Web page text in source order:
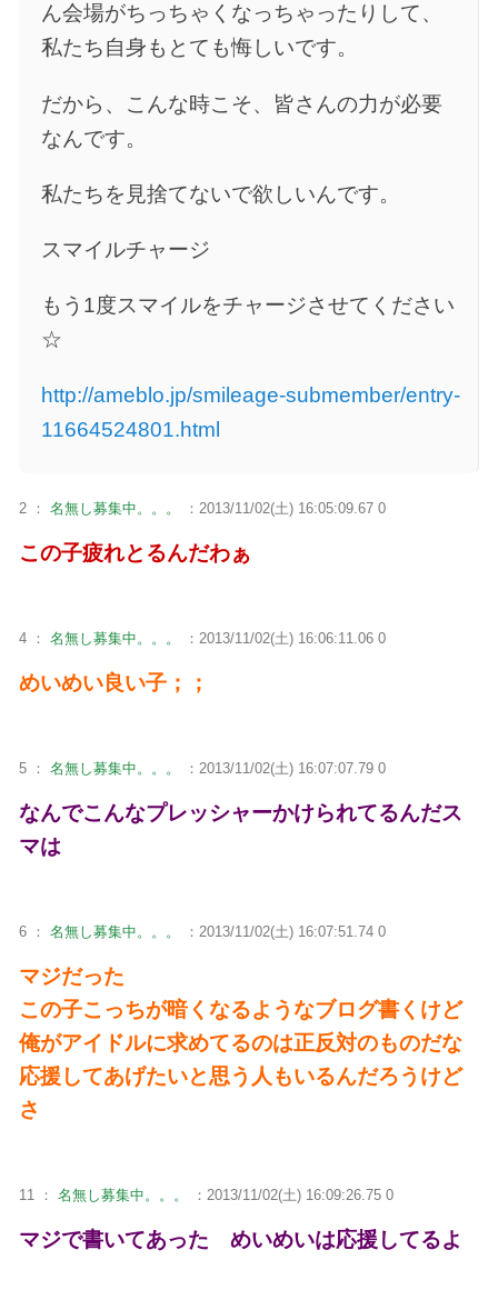
ん会場がちっちゃくなっちゃったりして、
私たち自身もとても悔しいです。
だから、こんな時こそ、皆さんの力が必要
なんです。
私たちを見捨てないで欲しいんです。
スマイルチャージ
もう1度スマイルをチャージさせてください
☆
http://ameblo.jp/smileage-submember/entry-
11664524801.html
2 ： 名無し募集中。。。 ：2013/11/02(土) 16:05:09.67 0
この子疲れとるんだわぁ
4 ： 名無し募集中。。。 ：2013/11/02(土) 16:06:11.06 0
めいめい良い子；；
5 ： 名無し募集中。。。 ：2013/11/02(土) 16:07:07.79 0
なんでこんなプレッシャーかけられてるんだス
マは
6 ： 名無し募集中。。。 ：2013/11/02(土) 16:07:51.74 0
マジだった
この子こっちが暗くなるようなブログ書くけど
俺がアイドルに求めてるのは正反対のものだな
応援してあげたいと思う人もいるんだろうけど
さ
11 ： 名無し募集中。。。 ：2013/11/02(土) 16:09:26.75 0
マジで書いてあった めいめいは応援してるよ